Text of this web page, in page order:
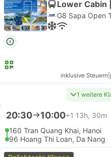
Lower Cabin
G8 Sapa Open
inklusive Steuern
1 weitere
20:30 10:00+1 13h, 30m
160 Tran Quang Khai, Hanoi
96 Hoang Thi Loan, Da Nang